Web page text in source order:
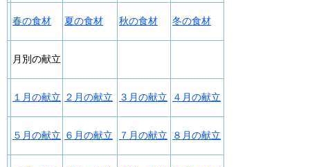
春の食材 夏の食材 秋の食材 冬の食材
月別の献立
１月の献立 ２月の献立 ３月の献立 ４月の献立
５月の献立 ６月の献立 ７月の献立 ８月の献立